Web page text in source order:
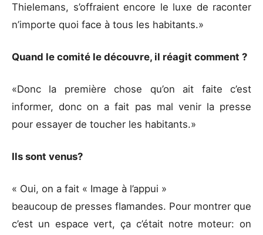
Thielemans, s’offraient encore le luxe de raconter
n’importe quoi face à tous les habitants.»
Quand le comité le découvre, il réagit comment ?
«Donc la première chose qu’on ait faite c’est
informer, donc on a fait pas mal venir la presse
pour essayer de toucher les habitants.»
Ils sont venus?
« Oui, on a fait « Image à l’appui »
beaucoup de presses flamandes. Pour montrer que
c’est un espace vert, ça c’était notre moteur: on